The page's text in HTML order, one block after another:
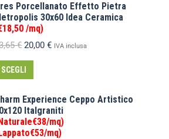
Porcellanato Effetto Pietra
30x60 Idea Ceramica
/mq)
€ 20,00 € IVA inclusa
SCEGLI
Experience Ceppo Artistico
Italgraniti
mq)
mq)